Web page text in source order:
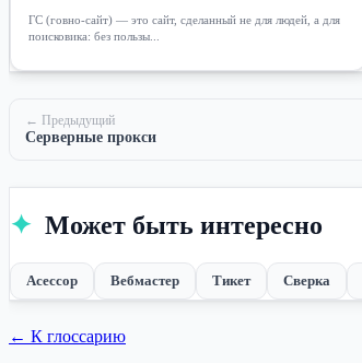
ГС (говно-сайт) — это сайт, сделанный не для людей, а для
поисковика: без пользы...
← Предыдущий
Серверные прокси
✦ Может быть интересно
Асессор Вебмастер Тикет Сверка
← К глоссарию